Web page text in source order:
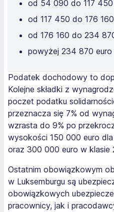
od 54 090 do 117
od 117 450 do 176
od 176 160 do 234
powyżej 234 870 euro
Podatek dochodowy to
Kolejne składki z
poczet podatku
przeznacza się 7% od
wzrasta do 9% po
wysokości 150 000 euro
oraz 300 000 euro w klasie
Ostatnim obowiązkowym
w Luksemburgu są
obowiązkowych
pracownicy, jak i